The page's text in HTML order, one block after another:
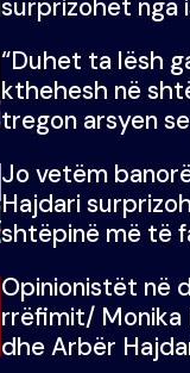
surprizohet nga
“Duhet ta lësh
kthehesh në
tregon arsyen
çoja luftën time
Jo vetëm
Hajdari
shtëpinë më të
vajzën e tij
Opinionistët në
rrëfimit/ Monika
dhe Arbër